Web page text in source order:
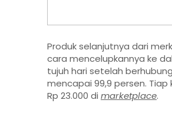
Produk selanjutnya dari
cara mencelupkannya ke
tujuh hari setelah
mencapai 99,9 persen.
Rp 23.000 di marketplace.